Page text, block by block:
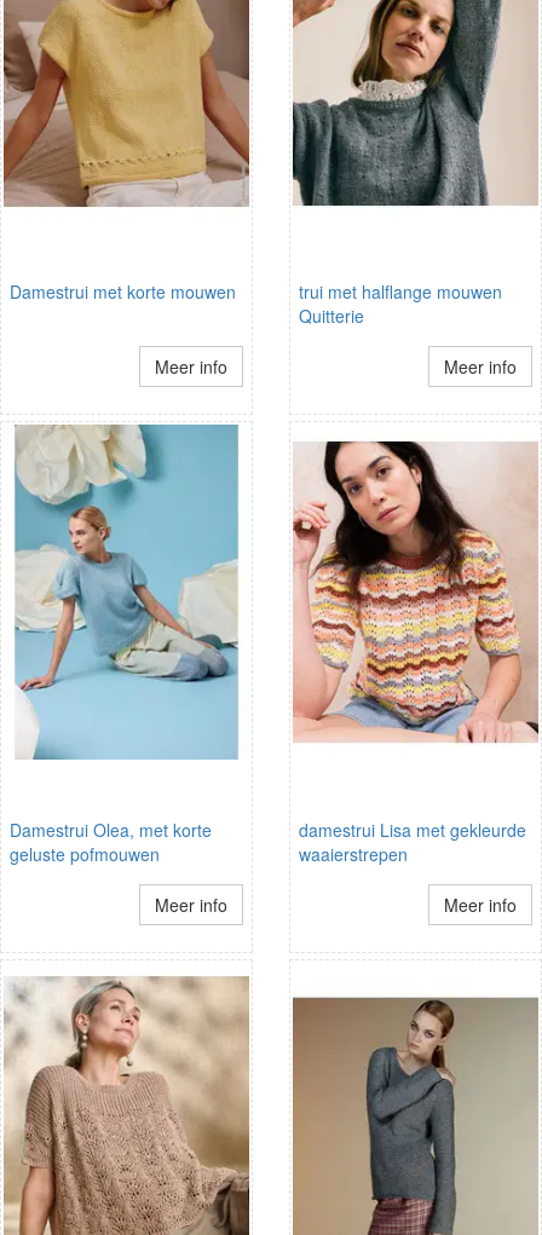
Damestrui met korte mouwen
Meer info
trui met halflange mouwen
Quitterie
Meer info
Damestrui Olea, met korte
geluste pofmouwen
Meer info
damestrui Lisa met gekleurde
waaierstrepen
Meer info